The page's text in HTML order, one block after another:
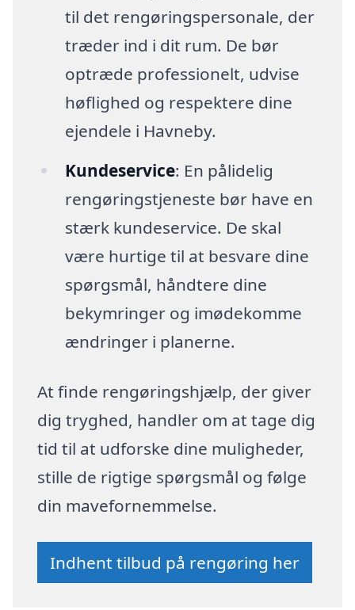
til det rengøringspersonale, der
træder ind i dit rum. De bør
optræde professionelt, udvise
høflighed og respektere dine
ejendele i Havneby.
Kundeservice: En pålidelig
rengøringstjeneste bør have en
stærk kundeservice. De skal
være hurtige til at besvare dine
spørgsmål, håndtere dine
bekymringer og imødekomme
ændringer i planerne.
At finde rengøringshjælp, der giver
dig tryghed, handler om at tage dig
tid til at udforske dine muligheder,
stille de rigtige spørgsmål og følge
din mavefornemmelse.
Indhent tilbud på rengøring her